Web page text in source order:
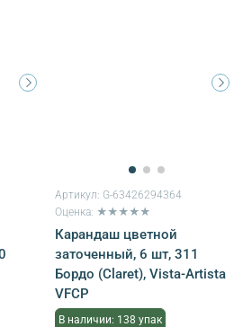
Артикул: G-63426294364
Оценка: ★★★★★
Карандаш цветной
заточенный, 6 шт, 311
Бордо (Claret), Vista-Artista
VFCP
В наличии: 138 упак